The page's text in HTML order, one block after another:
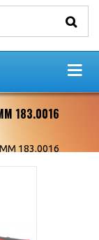
183.0016
183.0016